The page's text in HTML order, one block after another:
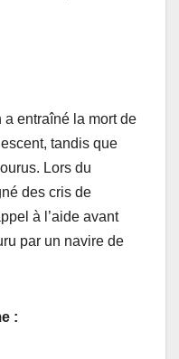
a entraîné la mort de
tandis que
Lors du
des cris de
à l’aide avant
par un navire de
: